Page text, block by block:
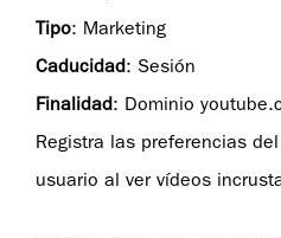
Tipo: Marketing
Caducidad: Sesión
Finalidad: Dominio
Registra las preferencias
usuario al ver vídeos